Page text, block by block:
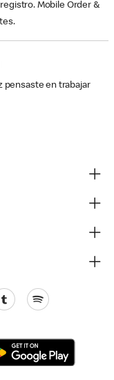
Mobile Order &
pensaste en trabajar